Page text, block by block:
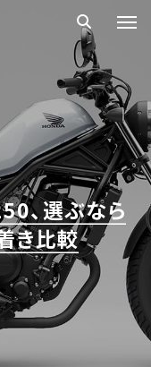
、選ぶなら
き比較